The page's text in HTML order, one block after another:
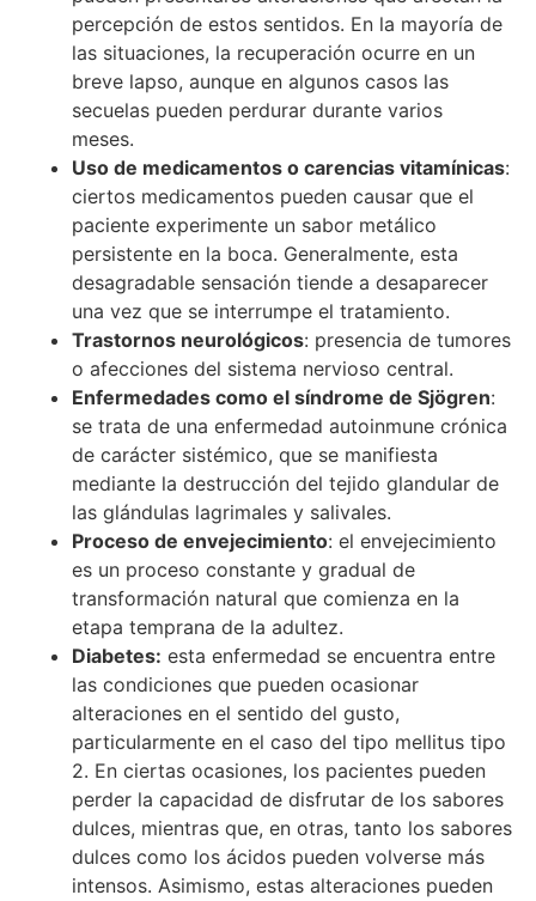
percepción de estos sentidos. En la mayoría de
las situaciones, la recuperación ocurre en un
breve lapso, aunque en algunos casos las
secuelas pueden perdurar durante varios
meses.
Uso de medicamentos o carencias vitamínicas:
ciertos medicamentos pueden causar que el
paciente experimente un sabor metálico
persistente en la boca. Generalmente, esta
desagradable sensación tiende a desaparecer
una vez que se interrumpe el tratamiento.
Trastornos neurológicos: presencia de tumores
o afecciones del sistema nervioso central.
Enfermedades como el síndrome de Sjögren:
se trata de una enfermedad autoinmune crónica
de carácter sistémico, que se manifiesta
mediante la destrucción del tejido glandular de
las glándulas lagrimales y salivales.
Proceso de envejecimiento: el envejecimiento
es un proceso constante y gradual de
transformación natural que comienza en la
etapa temprana de la adultez.
Diabetes: esta enfermedad se encuentra entre
las condiciones que pueden ocasionar
alteraciones en el sentido del gusto,
particularmente en el caso del tipo mellitus tipo
2. En ciertas ocasiones, los pacientes pueden
perder la capacidad de disfrutar de los sabores
dulces, mientras que, en otras, tanto los sabores
dulces como los ácidos pueden volverse más
intensos. Asimismo, estas alteraciones pueden